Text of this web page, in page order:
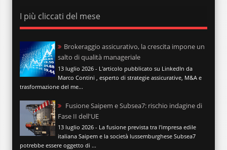
I più cliccati del mese
Brokeraggio assicurativo, la crescita impone un
salto di qualità manageriale
13 luglio 2026 - L'articolo pubblicato su LinkedIn da
Marco Contini , esperto di strategie assicurative, M&A e
trasformazione del me...
Fusione Saipem e Subsea7: rischio indagine di
Fase II dell'UE
13 luglio 2026 - La fusione prevista tra l'impresa edile
italiana Saipem e la società lussemburghese Subsea7
potrebbe essere oggetto di ...